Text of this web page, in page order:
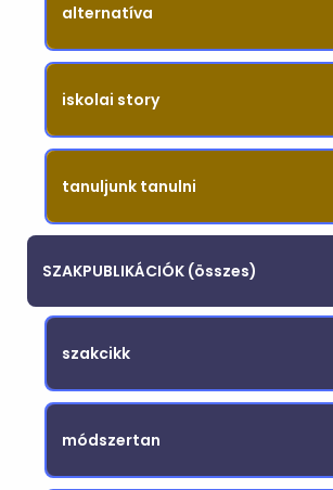
alternatíva
iskolai story
tanuljunk tanulni
SZAKPUBLIKÁCIÓK (összes)
szakcikk
módszertan